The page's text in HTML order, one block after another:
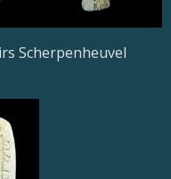
Scherpenheuvel